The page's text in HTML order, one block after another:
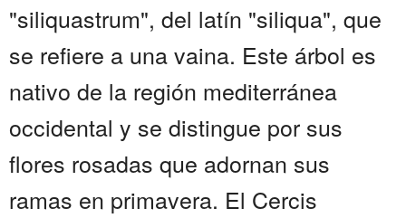
"siliquastrum", del latín "siliqua", que
se refiere a una vaina. Este árbol es
nativo de la región mediterránea
occidental y se distingue por sus
flores rosadas que adornan sus
ramas en primavera. El Cercis